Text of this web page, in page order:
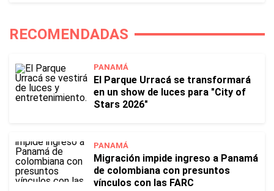
RECOMENDADAS
PANAMÁ
El Parque Urracá se transformará
en un show de luces para "City of
Stars 2026"
PANAMÁ
Migración impide ingreso a Panamá
de colombiana con presuntos
vínculos con las FARC